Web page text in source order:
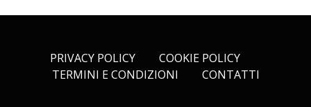
PRIVACY POLICY
COOKIE POLICY
TERMINI E CONDIZIONI
CONTATTI